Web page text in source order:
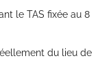
le TAS fixée au 8
du lieu de